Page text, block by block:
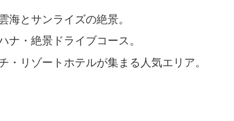
海とサンライズの絶景。
ナ・絶景ドライブコース。
・リゾートホテルが集まる人気エリア。